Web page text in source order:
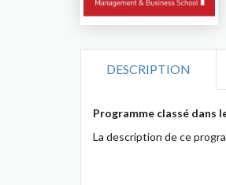
DESCRIPTION
Programme classé dans
La description de ce